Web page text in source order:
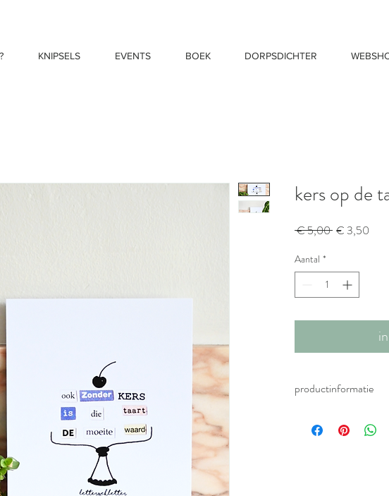
KNIPSELS EVENTS BOEK DORPSDICHTER
kers op de
€ 5,00 Normale
€ 3,50
Aantal *
productinformatie
(kader niet inbegrepen)